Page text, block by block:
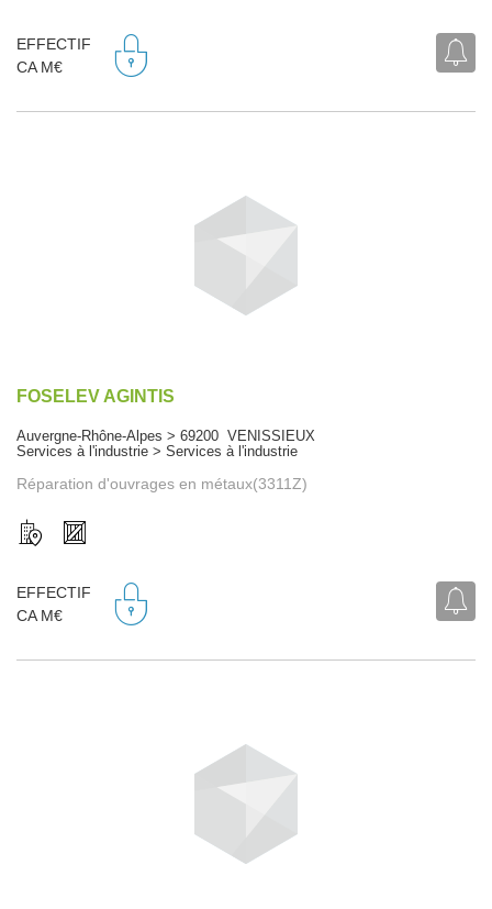
EFFECTIF
CA M€
FOSELEV AGINTIS
Auvergne-Rhône-Alpes > 69200 VENISSIEUX
Services à l'industrie > Services à l'industrie
Réparation d'ouvrages en métaux(3311Z)
EFFECTIF
CA M€